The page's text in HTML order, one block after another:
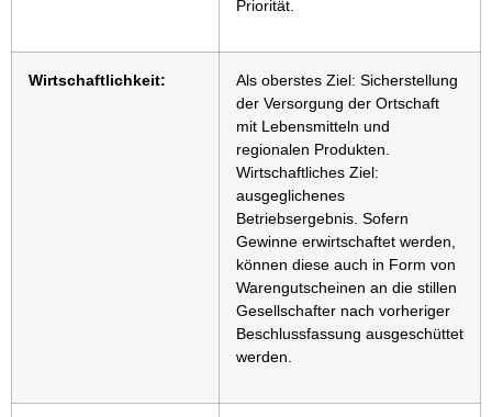
Priorität.
Wirtschaftlichkeit:
Als oberstes Ziel: Sicherstellung
der Versorgung der Ortschaft
mit Lebensmitteln und
regionalen Produkten.
Wirtschaftliches Ziel:
ausgeglichenes
Betriebsergebnis. Sofern
Gewinne erwirtschaftet werden,
können diese auch in Form von
Warengutscheinen an die stillen
Gesellschafter nach vorheriger
Beschlussfassung ausgeschüttet
werden.